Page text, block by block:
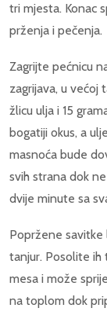
tri mjesta. Konac
prženja i pečenja.
Zagrijte pećnicu
zagrijava, u većoj
žlicu ulja i 15
bogatiji okus, a
masnoća bude
svih strana dok
dvije minute sa
Popržene
tanjur. Posolite ih
mesa i može
na toplom dok